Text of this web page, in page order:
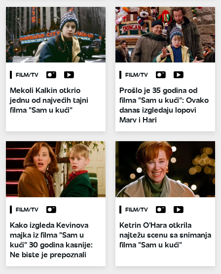
FILM/TV
Mekoli Kalkin otkrio
jednu od najvećih tajni
filma "Sam u kući"
FILM/TV
Prošlo je 35 godina od
filma "Sam u kući": Ovako
danas izgledaju lopovi
Marv i Hari
FILM/TV
Kako izgleda Kevinova
majka iz filma "Sam u
kući" 30 godina kasnije:
Ne biste je prepoznali
FILM/TV
Ketrin O'Hara otkrila
najtežu scenu sa snimanja
filma "Sam u kući"